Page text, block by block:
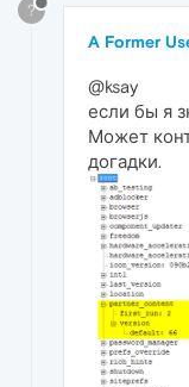
?
A Former
@ksay
если бы я
Может
догадки.